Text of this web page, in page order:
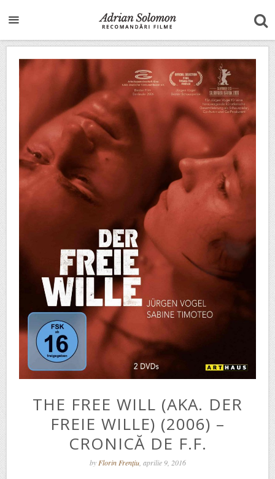
THE FREE WILL (AKA. DER
FREIE WILLE) (2006) –
CRONICĂ DE F.F.
byFlorin Frențiu, aprilie 9, 2016